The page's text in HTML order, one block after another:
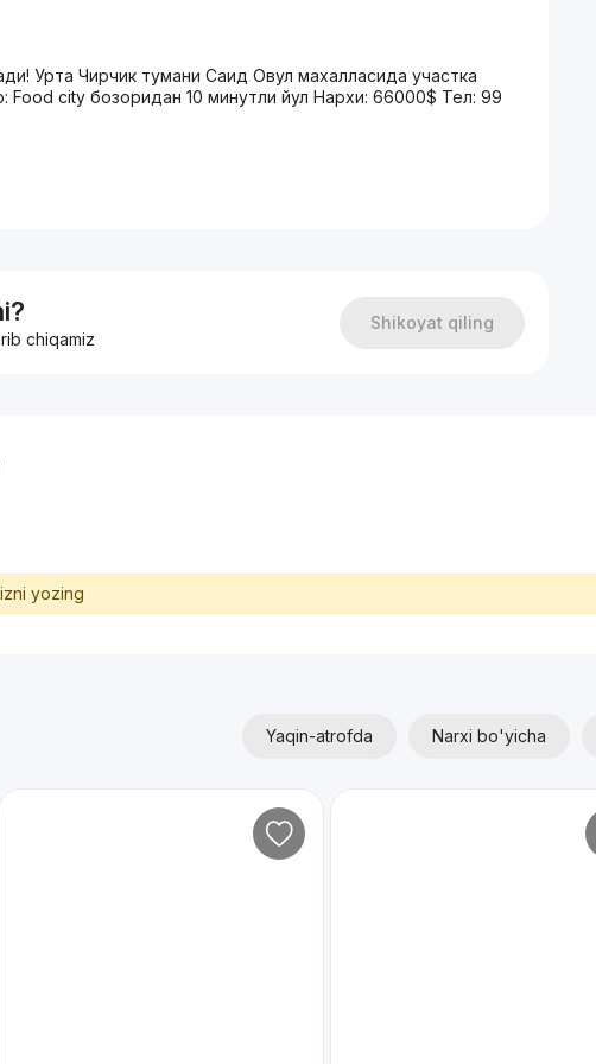
Урта Чирчик тумани Саид Овул махалласида участка
Food city бозоридан 10 минутли йул Нархи: 66000$ Тел: 99
chiqamiz
Shikoyat qiling
yozing
Yaqin-atrofda Narxi bo'yicha